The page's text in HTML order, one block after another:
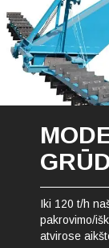
Iki 120 t/h
pakrovimo/
atvirose